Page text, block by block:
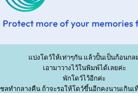
บ่งโดว์ให้เท่าๆกัน แล้วปั้นเป็นก้อนกล
เอามาวางไว้ในพิมพ์ได้เลยค่ะ
พักโดว์ไว้อีกค่ะ
ชลทำกลางคืน ถ้าจะรอให้โดว์ขึ้นอีกคงนานเกิน